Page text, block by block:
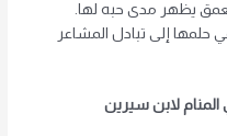
يظهر مدى حبه لها.
حلمها إلى تبادل المشاعر
المنام لابن سيرين